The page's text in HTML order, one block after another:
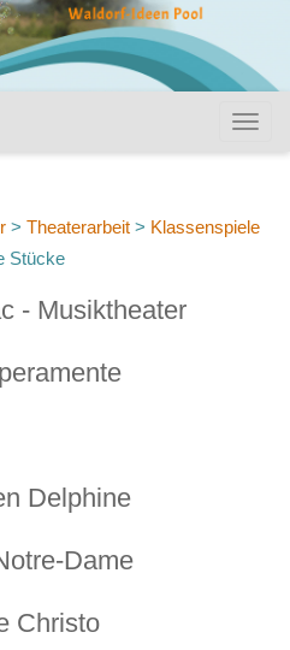
> Theaterarbeit > Klassenspiele
Stücke
- Musiktheater
Delphine
Dame
Christo